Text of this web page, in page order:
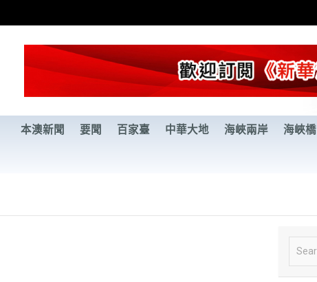
本澳新聞 要聞 百家臺 中華大地 海峽兩岸 海峽橋
e